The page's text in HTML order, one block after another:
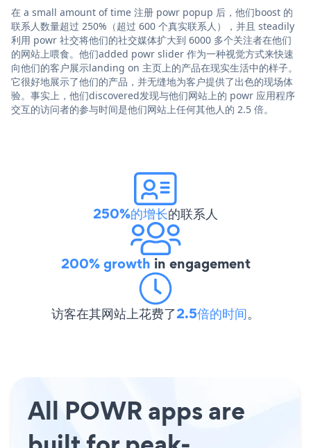
在 a small amount of time 注册 powr popup 后，他们boost 的
联系人数量超过 250%（超过 600 个真实联系人），并且 steadily
利用 powr 社交将他们的社交媒体扩大到 6000 多个关注者在他们
的网站上喂食。他们added powr slider 作为一种视觉方式来快速
向他们的客户展示landing on 主页上的产品在现实生活中的样子。
它很好地展示了他们的产品，并无缝地为客户提供了出色的现场体
验。事实上，他们discovered发现与他们网站上的 powr 应用程序
交互的访问者的参与时间是他们网站上任何其他人的 2.5 倍。
250%的增长的联系人
200% growth in engagement
访客在其网站上花费了2.5倍的时间。
All POWR apps are